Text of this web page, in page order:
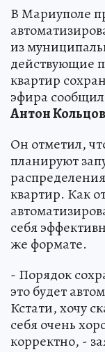
В Мариуполе
из
действующие
квартир
эфира сообщил
Антон Кольцов
Он отметил,
планируют
квартир. Как
себя
же формате.
- Порядок
это будет
Кстати, хочу
себя очень
корректно, -